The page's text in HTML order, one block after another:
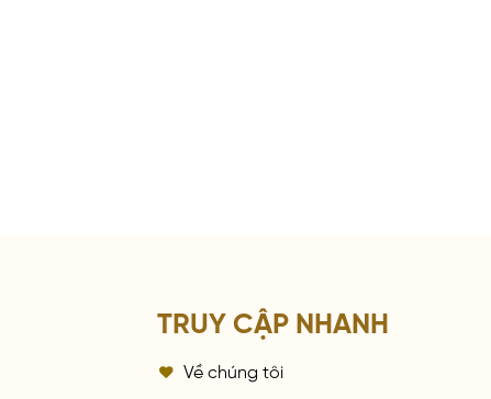
TRUY CẬP NHANH
Về chúng tôi